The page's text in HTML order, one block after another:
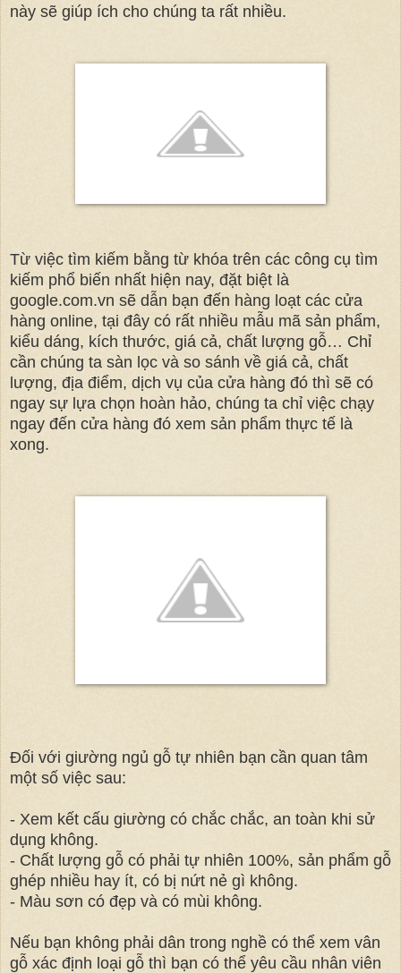
này sẽ giúp ích cho chúng ta rất nhiều.
Từ việc tìm kiếm bằng từ khóa trên các công cụ tìm
kiếm phổ biến nhất hiện nay, đặt biệt là
google.com.vn sẽ dẫn bạn đến hàng loạt các cửa
hàng online, tại đây có rất nhiều mẫu mã sản phẩm,
kiểu dáng, kích thước, giá cả, chất lượng gỗ… Chỉ
cần chúng ta sàn lọc và so sánh về giá cả, chất
lượng, địa điểm, dịch vụ của cửa hàng đó thì sẽ có
ngay sự lựa chọn hoàn hảo, chúng ta chỉ việc chạy
ngay đến cửa hàng đó xem sản phẩm thực tế là
xong.
Đối với giường ngủ gỗ tự nhiên bạn cần quan tâm
một số việc sau:
- Xem kết cấu giường có chắc chắc, an toàn khi sử
dụng không.
- Chất lượng gỗ có phải tự nhiên 100%, sản phẩm gỗ
ghép nhiều hay ít, có bị nứt nẻ gì không.
- Màu sơn có đẹp và có mùi không.
Nếu bạn không phải dân trong nghề có thể xem vân
gỗ xác định loại gỗ thì bạn có thể yêu cầu nhân viên